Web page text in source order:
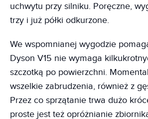
uchwytu przy silniku. Poręczne,
trzy i już półki odkurzone.
We wspomnianej wygodzie
Dyson V15 nie wymaga
szczotką po powierzchni.
wszelkie zabrudzenia, również z
Przez co sprzątanie trwa dużo
proste jest też opróżnianie